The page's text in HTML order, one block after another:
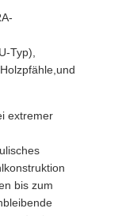
Typ),
extremer
bis zum